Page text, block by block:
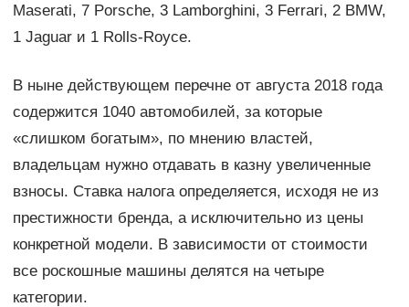
Maserati, 7 Porsche, 3 Lamborghini, 3 Ferrari, 2 BMW,
1 Jaguar и 1 Rolls-Royce.
В ныне действующем перечне от августа 2018 года
содержится 1040 автомобилей, за которые
«слишком богатым», по мнению властей,
владельцам нужно отдавать в казну увеличенные
взносы. Ставка налога определяется, исходя не из
престижности бренда, а исключительно из цены
конкретной модели. В зависимости от стоимости
все роскошные машины делятся на четыре
категории.